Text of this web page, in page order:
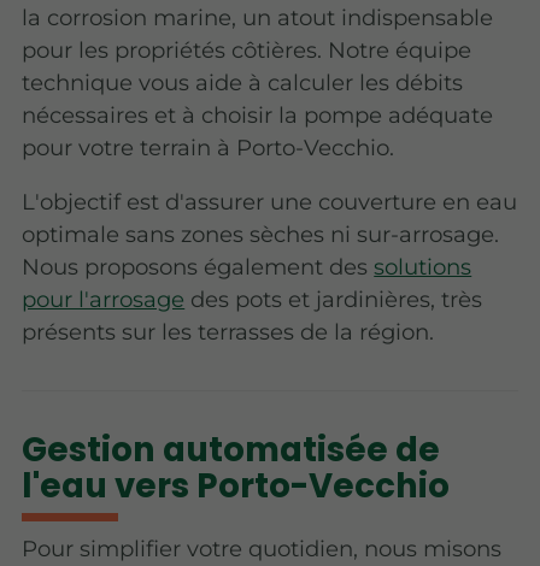
la corrosion marine, un atout indispensable
pour les propriétés côtières. Notre équipe
technique vous aide à calculer les débits
nécessaires et à choisir la pompe adéquate
pour votre terrain à Porto-Vecchio.
L'objectif est d'assurer une couverture en eau
optimale sans zones sèches ni sur-arrosage.
Nous proposons également dessolutions
pour l'arrosage des pots et jardinières, très
présents sur les terrasses de la région.
Gestion automatisée de
l'eau vers Porto-Vecchio
Pour simplifier votre quotidien, nous misons